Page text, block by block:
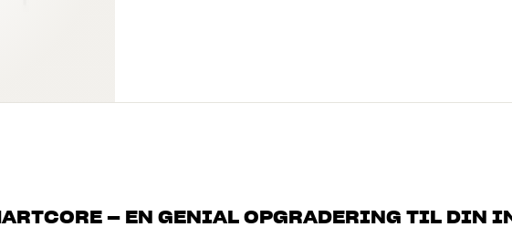
– EN GENIAL OPGRADERING TIL DIN